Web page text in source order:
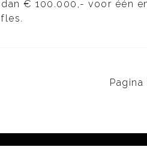
dan € 100.000,- voor één
fles.
Pagina